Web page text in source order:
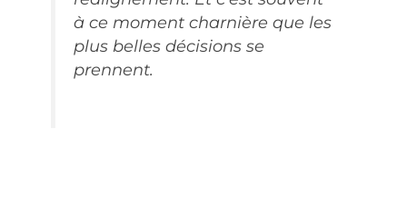
à ce moment charnière que les
plus belles décisions se
prennent.